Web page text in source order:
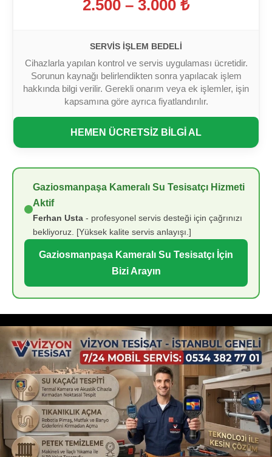
2.500 – 3.000 ₺
SERVIS İŞLEM BEDELI
Cihazlarla yapılan kontrol ve servis uygulaması ücretidir.
Sorunun kaynağı belirlendikten sonra yapılacak işlem
hakkında bilgi verilir. Gerekli onarım veya ek işlemler, işin
kapsamına göre ayrıca fiyatlandırılır.
HEMEN ÜCRETSİZ BİLGİ AL
Gaziosmanpaşa Kameralı Su Tesisatçı Hizmeti
Aktif
Ferhan Usta - profesyonel servis desteği için çağrınızı
bekliyoruz. [Yüksek kalite servis anlayışı.]
Gaziosmanpaşa Kameralı Su Tesisatçı İçin
Bizi Arayın